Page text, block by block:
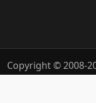
Copyright © 2008-